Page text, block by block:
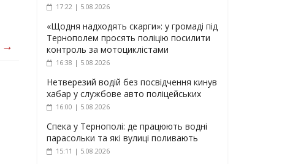
→
17:22 | 5.08.2026
«Щодня надходять скарги»: у громаді під
Тернополем просять поліцію посилити
контроль за мотоциклістами
16:38 | 5.08.2026
Нетверезий водій без посвідчення кинув
хабар у службове авто поліцейських
16:00 | 5.08.2026
Спека у Тернополі: де працюють водні
парасольки та які вулиці поливають
15:11 | 5.08.2026